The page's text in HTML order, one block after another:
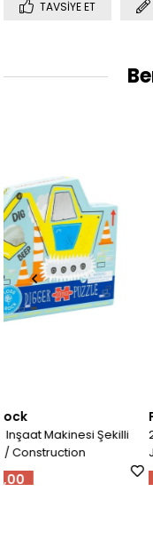
TAVSIYE ET
20 Parça Timsah
Jungle